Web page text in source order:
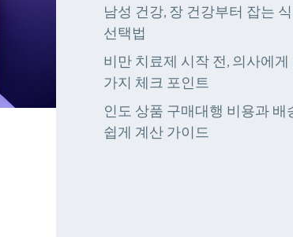
남성 건강, 장 건강부터 잡는
선택법
비만 치료제 시작 전, 의사에게
가지 체크 포인트
인도 상품 구매대행 비용과 배
쉽게 계산 가이드